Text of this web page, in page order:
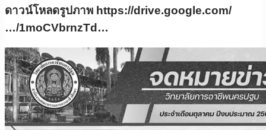
ดาวน์โหลดรูปภาพ https://drive.google.com/
…/1moCVbrnzTd…